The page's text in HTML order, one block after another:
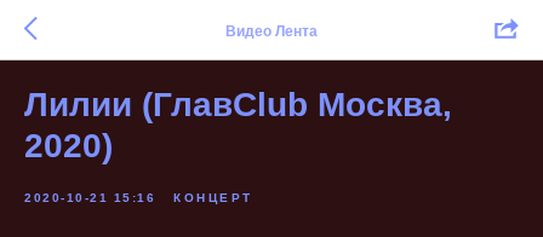
Видео Лента
Лилии (ГлавClub Москва,
2020)
2020-10-21 15:16 КОНЦЕРТ